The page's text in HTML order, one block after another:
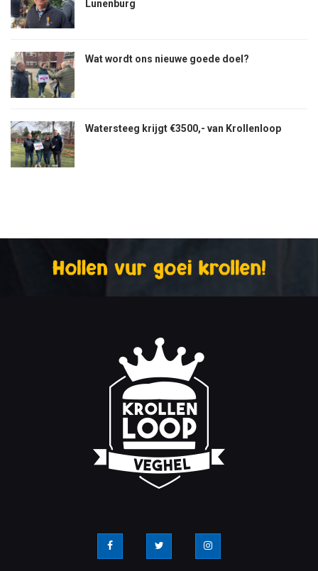
Lunenburg
Wat wordt ons nieuwe goede doel?
Watersteeg krijgt €3500,- van Krollenloop